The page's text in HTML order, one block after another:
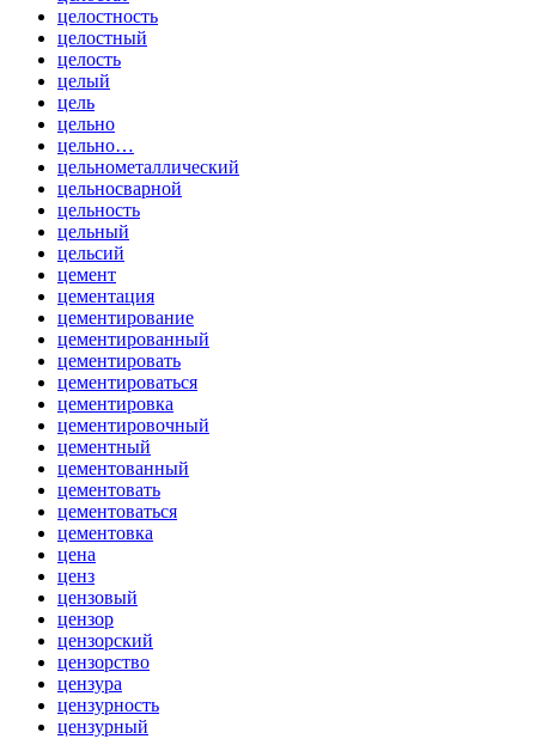
целостность
целостный
целость
целый
цель
цельно
цельно…
цельнометаллический
цельносварной
цельность
цельный
цельсий
цемент
цементация
цементирование
цементированный
цементировать
цементироваться
цементировка
цементировочный
цементный
цементованный
цементовать
цементоваться
цементовка
цена
ценз
цензовый
цензор
цензорский
цензорство
цензура
цензурность
цензурный